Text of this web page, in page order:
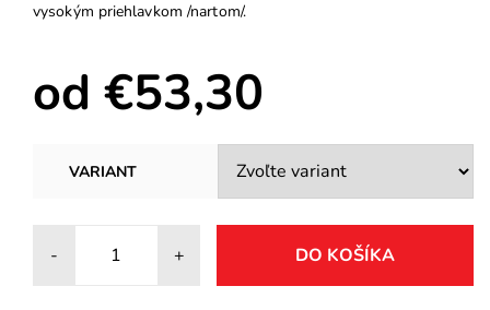
vysokým priehlavkom /nartom/.
od €53,30
VARIANT
- +